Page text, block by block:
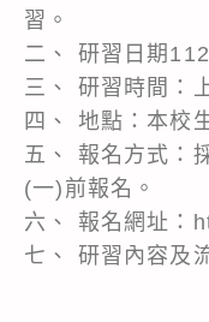
習。
二、 研習日期
三、 研習時間：
四、 地點：本校
五、 報名方式：
(一)前報名。
六、 報名網址：
七、 研習內容及